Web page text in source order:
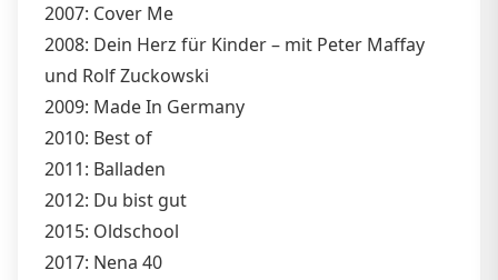
2007: Cover Me
2008: Dein Herz für Kinder – mit Peter Maffay
und Rolf Zuckowski
2009: Made In Germany
2010: Best of
2011: Balladen
2012: Du bist gut
2015: Oldschool
2017: Nena 40